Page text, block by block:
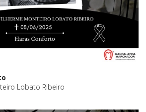
Lobato Ribeiro